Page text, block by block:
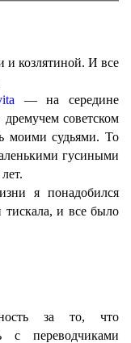
и козлятиной. И все
— на середине
советском
моими судьями. То
гусиными
я понадобился
и все было
за то, что
с переводчиками